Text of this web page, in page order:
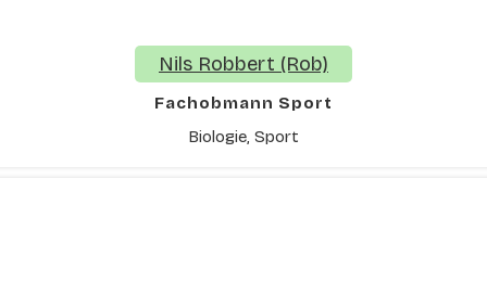
Nils Robbert (Rob)
Fachobmann Sport
Biologie, Sport